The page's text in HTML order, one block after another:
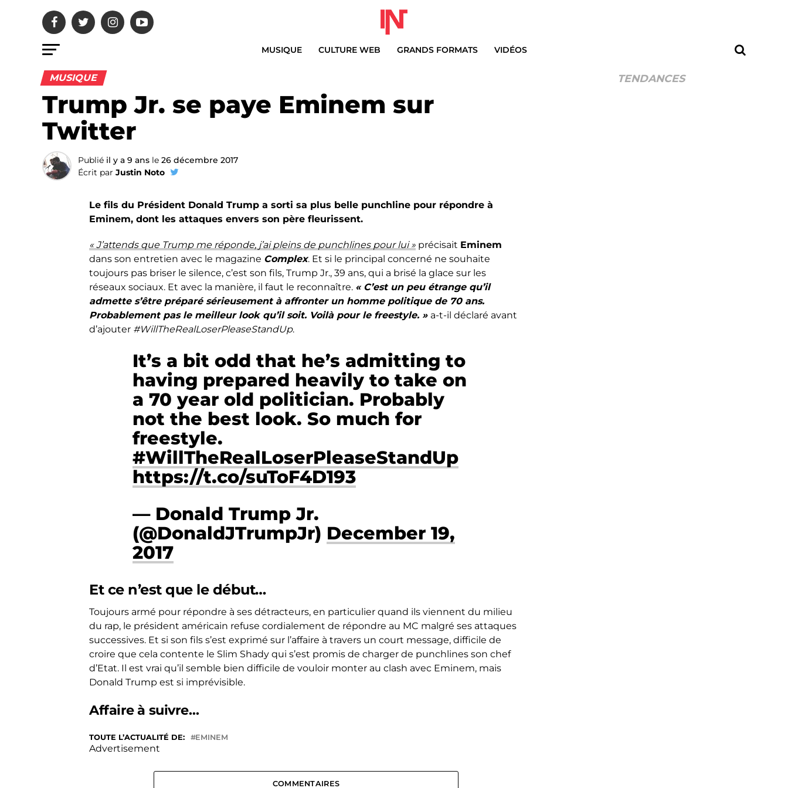
MUSIQUE CULTURE WEB GRANDS FORMATS VIDÉOS
MUSIQUE
Trump Jr. se paye Eminem sur
Twitter
Publié il y a 9 ans le 26 décembre 2017
Écrit par Justin Noto
Le fils du Président Donald Trump a sorti sa plus belle punchline pour répondre à
Eminem, dont les attaques envers son père fleurissent.
« J’attends que Trump me réponde, j’ai pleins de punchlines pour lui » précisait Eminem
dans son entretien avec le magazine Complex. Et si le principal concerné ne souhaite
toujours pas briser le silence, c’est son fils, Trump Jr., 39 ans, qui a brisé la glace sur les
réseaux sociaux. Et avec la manière, il faut le reconnaître. « C’est un peu étrange qu’il
admette s’être préparé sérieusement à affronter un homme politique de 70 ans.
Probablement pas le meilleur look qu’il soit. Voilà pour le freestyle. » a-t-il déclaré avant
d’ajouter #WillTheRealLoserPleaseStandUp.
It’s a bit odd that he’s admitting to
having prepared heavily to take on
a 70 year old politician. Probably
not the best look. So much for
freestyle.
#WillTheRealLoserPleaseStandUp
https://t.co/suToF4D193
— Donald Trump Jr.
(@DonaldJTrumpJr) December 19,
2017
Et ce n’est que le début…
Toujours armé pour répondre à ses détracteurs, en particulier quand ils viennent du milieu
du rap, le président américain refuse cordialement de répondre au MC malgré ses attaques
successives. Et si son fils s’est exprimé sur l’affaire à travers un court message, difficile de
croire que cela contente le Slim Shady qui s’est promis de charger de punchlines son chef
d’Etat. Il est vrai qu’il semble bien difficile de vouloir monter au clash avec Eminem, mais
Donald Trump est si imprévisible.
Affaire à suivre…
TOUTE L’ACTUALITÉ DE: EMINEM
Advertisement
COMMENTAIRES
TENDANCES